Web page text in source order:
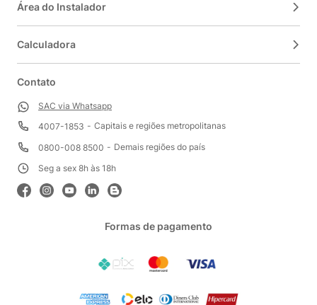
Área do Instalador
Calculadora
Contato
SAC via Whatsapp
4007-1853
Capitais e regiões metropolitanas
0800-008 8500
Demais regiões do país
Seg a sex 8h às 18h
Formas de pagamento